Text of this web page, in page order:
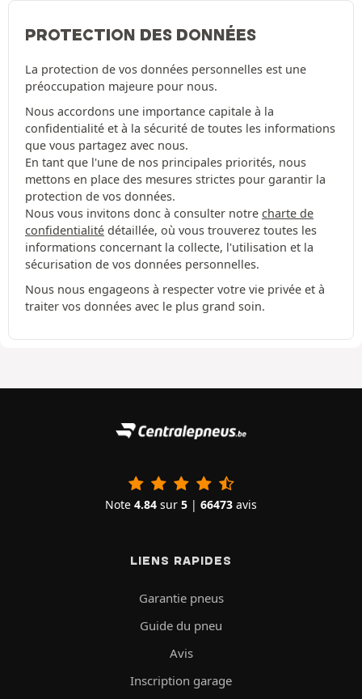
PROTECTION DES DONNÉES
La protection de vos données personnelles est une
préoccupation majeure pour nous.
Nous accordons une importance capitale à la
confidentialité et à la sécurité de toutes les informations
que vous partagez avec nous.
En tant que l'une de nos principales priorités, nous
mettons en place des mesures strictes pour garantir la
protection de vos données.
Nous vous invitons donc à consulter notre charte de
confidentialité détaillée, où vous trouverez toutes les
informations concernant la collecte, l'utilisation et la
sécurisation de vos données personnelles.
Nous nous engageons à respecter votre vie privée et à
traiter vos données avec le plus grand soin.
Note 4.84 sur 5 | 66473 avis
LIENS RAPIDES
Garantie pneus
Guide du pneu
Avis
Inscription garage